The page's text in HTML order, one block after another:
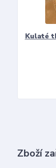
Kulaté
Zboží